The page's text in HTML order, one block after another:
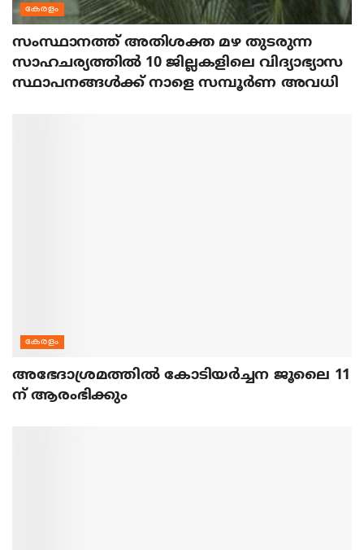
കേരളം
സംസ്ഥാനത്ത് അതിശക്ത മഴ തുടരുന്ന
സാഹചര്യത്തിൽ 10 ജില്ലകളിലെ വിദ്യാഭ്യാസ
സ്ഥാപനങ്ങൾക്ക് നാളെ സമ്പൂർണ അവധി
കേരളം
അഭേദാശ്രമത്തില്‍ കോടിയര്‍ച്ചന ജൂലൈ 11
ന് ആരംഭിക്കും